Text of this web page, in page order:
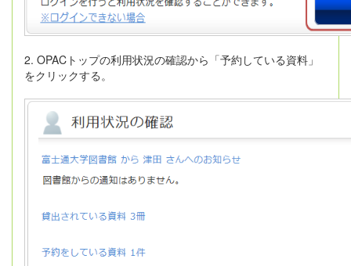
2. OPACトップの利用状況の確認から「予約している資料」
をクリックする。